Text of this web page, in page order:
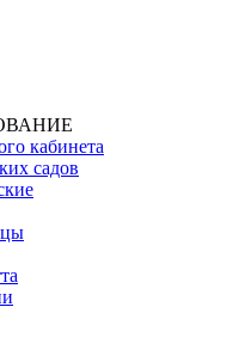
кабинета
садов